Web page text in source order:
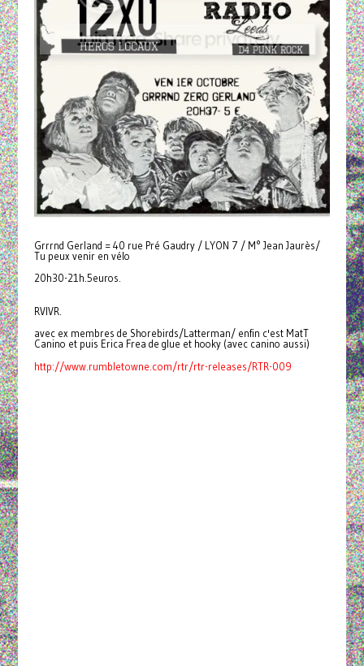
Grrrnd Gerland = 40 rue Pré Gaudry / LYON 7 / M° Jean Jaurès/
Tu peux venir en vélo
20h30-21h.5euros.
RVIVR.
avec ex membres de Shorebirds/Latterman/ enfin c'est MatT
Canino et puis Erica Frea de glue et hooky (avec canino aussi)
http://www.rumbletowne.com/rtr/rtr-releases/RTR-009